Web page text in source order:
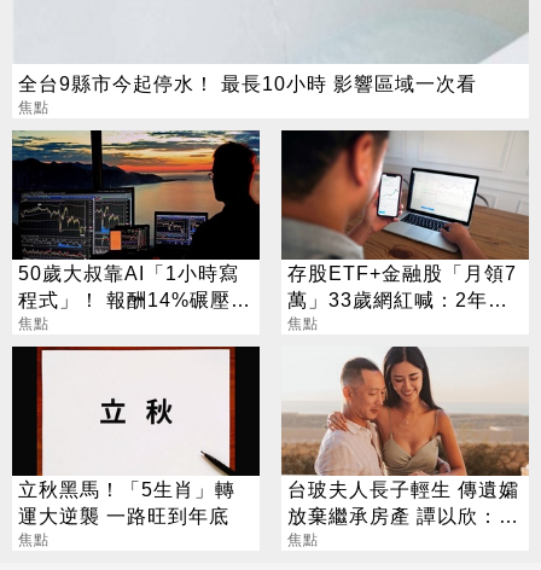
全台9縣市今起停水！ 最長10小時 影響區域一次看
焦點
50歲大叔靠AI「1小時寫
程式」！ 報酬14%碾壓標
普 直接辭職去炒股
焦點
存股ETF+金融股「月領7
萬」33歲網紅喊：2年內
要退休
焦點
立秋黑馬！「5生肖」轉
運大逆襲 一路旺到年底
焦點
台玻夫人長子輕生 傳遺孀
放棄繼承房產 譚以欣：不
實內容二次傷害
焦點